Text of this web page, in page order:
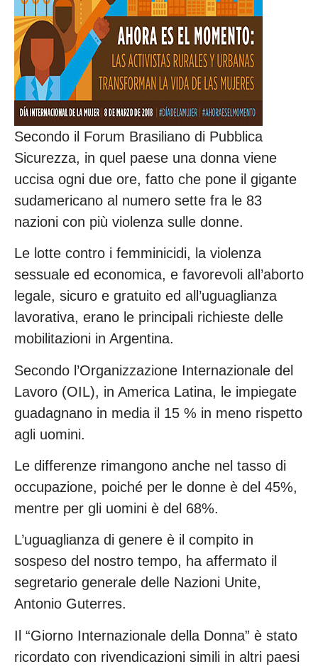
Secondo il Forum Brasiliano di Pubblica
Sicurezza, in quel paese una donna viene
uccisa ogni due ore, fatto che pone il gigante
sudamericano al numero sette fra le 83
nazioni con più violenza sulle donne.
Le lotte contro i femminicidi, la violenza
sessuale ed economica, e favorevoli all’aborto
legale, sicuro e gratuito ed all’uguaglianza
lavorativa, erano le principali richieste delle
mobilitazioni in Argentina.
Secondo l’Organizzazione Internazionale del
Lavoro (OIL), in America Latina, le impiegate
guadagnano in media il 15 % in meno rispetto
agli uomini.
Le differenze rimangono anche nel tasso di
occupazione, poiché per le donne è del 45%,
mentre per gli uomini è del 68%.
L’uguaglianza di genere è il compito in
sospeso del nostro tempo, ha affermato il
segretario generale delle Nazioni Unite,
Antonio Guterres.
Il “Giorno Internazionale della Donna” è stato
ricordato con rivendicazioni simili in altri paesi